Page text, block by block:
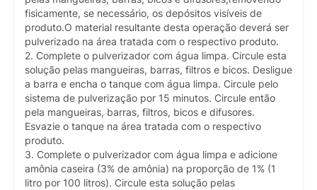
fisicamente, se necessário, os depósitos visíveis de
produto.O material resultante desta operação deverá ser
pulverizado na área tratada com o respectivo produto.
2. Complete o pulverizador com água limpa. Circule esta
solução pelas mangueiras, barras, filtros e bicos. Desligue
a barra e encha o tanque com água limpa. Circule pelo
sistema de pulverização por 15 minutos. Circule então
pela mangueiras, barras, filtros, bicos e difusores.
Esvazie o tanque na área tratada com o respectivo
produto.
3. Complete o pulverizador com água limpa e adicione
amônia caseira (3% de amônia) na proporção de 1% (1
litro por 100 litros). Circule esta solução pelas